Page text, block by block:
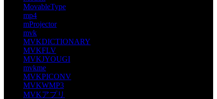
MovableType
mp4
mProjector
mvk
MVKDICTIONARY
MVKFLV
MVKJYOUGI
mvkme
MVKPICONV
MVKWMP3
MVKアプリ